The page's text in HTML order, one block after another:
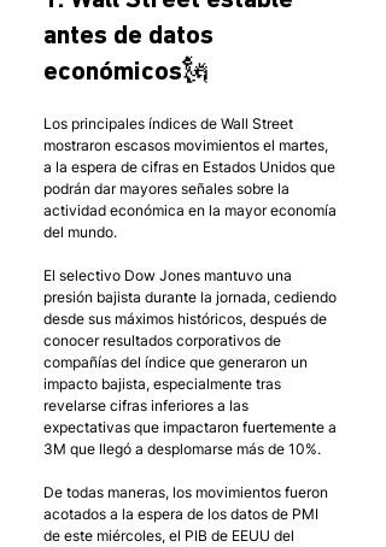
antes de datos
económicos🗽
Los principales índices de Wall Street
mostraron escasos movimientos el martes,
a la espera de cifras en Estados Unidos que
podrán dar mayores señales sobre la
actividad económica en la mayor economía
del mundo.
El selectivo Dow Jones mantuvo una
presión bajista durante la jornada, cediendo
desde sus máximos históricos, después de
conocer resultados corporativos de
compañías del índice que generaron un
impacto bajista, especialmente tras
revelarse cifras inferiores a las
expectativas que impactaron fuertemente a
3M que llegó a desplomarse más de 10%.
De todas maneras, los movimientos fueron
acotados a la espera de los datos de PMI
de este miércoles, el PIB de EEUU del